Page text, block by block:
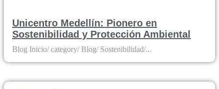
Unicentro Medellín: Pionero en
Sostenibilidad y Protección Ambiental
Blog Inicio/ category/ Blog/ Sostenibilidad/...